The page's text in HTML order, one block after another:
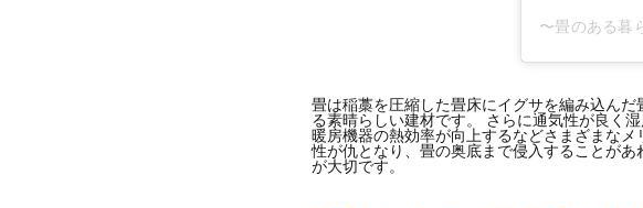
畳は稲藁を圧縮した畳床にイグサを編み込ん
る素晴らしい建材です。 さらに通気性が良く
暖房機器の熱効率が向上するなどさまざまな
性が仇となり、畳の奥底まで侵入することが
が大切です。